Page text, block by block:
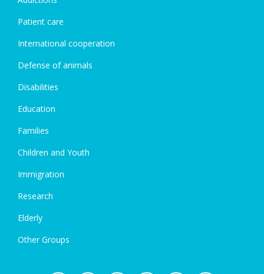
Patient care
International cooperation
Defense of animals
Disabilities
Education
Families
Children and Youth
Immigration
Research
Elderly
Other Groups